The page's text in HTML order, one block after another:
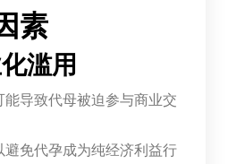
素
滥用
导致代母被迫参与商业交
免代孕成为纯经济利益行